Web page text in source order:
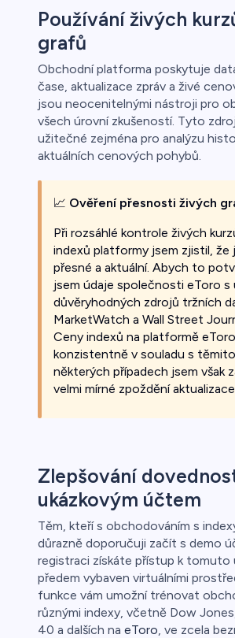
Používání živých
grafů
Obchodní platforma poskytuje
čase, aktualizace zpráv a živé
jsou neocenitelnými nástroji pro
všech úrovní zkušeností. Tyto
užitečné zejména pro analýzu
aktuálních cenových pohybů.
📈 Ověření přesnosti živých
Při rozsáhlé kontrole živých
indexů platformy jsem zjistil, že
přesné a aktuální. Abych to
jsem údaje společnosti eToro s
důvěryhodných zdrojů tržních
MarketWatch a Wall Street
Ceny indexů na platformě
konzistentně v souladu s
některých případech jsem však
velmi mírné zpoždění
Zlepšování
ukázkovým účtem
Těm, kteří s obchodováním s
důrazně doporučuji začít s demo
registraci získáte přístup k tomuto
předem vybaven virtuálními
funkce vám umožní trénovat
různými indexy, včetně Dow
40 a dalších na eToro , ve zcela